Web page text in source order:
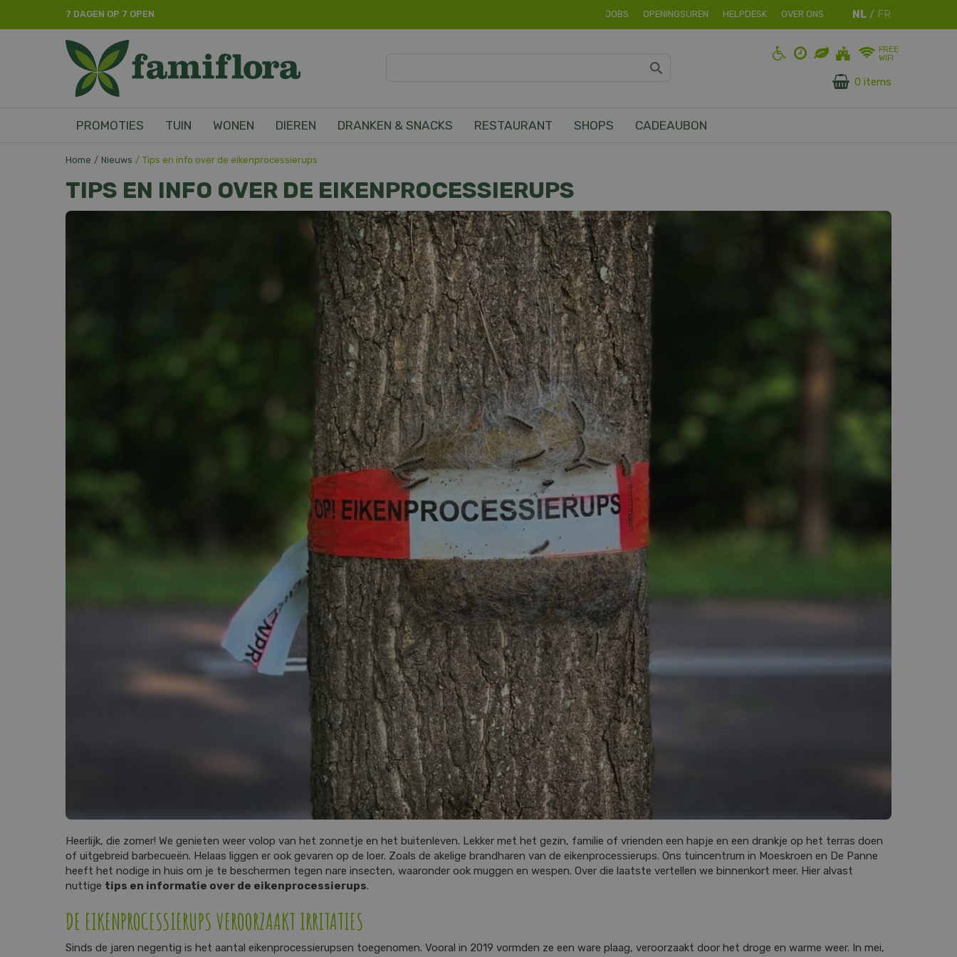
Home Nieuws Tips en info over de eikenprocessierups
7 DAGEN OP 7 OPEN JOBS OPENINGSUREN HELPDESK OVER ONS
FREE
WIFI
0 items
PROMOTIES TUIN WONEN DIEREN DRANKEN & SNACKS RESTAURANT SHOPS CADEAUBON
TIPS EN INFO OVER DE EIKENPROCESSIERUPS
Heerlijk, die zomer! We genieten weer volop van het zonnetje en het buitenleven. Lekker met het gezin, familie of vrienden een hapje en een drankje op het terras doen
of uitgebreid barbecueën. Helaas liggen er ook gevaren op de loer. Zoals de akelige brandharen van de eikenprocessierups. Ons tuincentrum in Moeskroen en De Panne
heeft het nodige in huis om je te beschermen tegen nare insecten, waaronder ook muggen en wespen. Over die laatste vertellen we binnenkort meer. Hier alvast
nuttige tips en informatie over de eikenprocessierups.
DE EIKENPROCESSIERUPS VEROORZAAKT IRRITATIES
Sinds de jaren negentig is het aantal eikenprocessierupsen toegenomen. Vooral in 2019 vormden ze een ware plaag, veroorzaakt door het droge en warme weer. In mei,